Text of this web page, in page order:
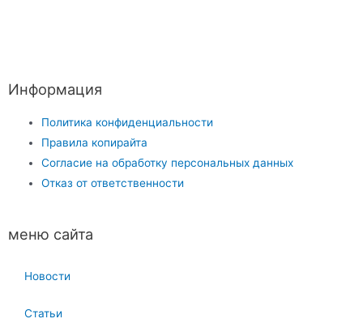
Информация
Политика конфиденциальности
Правила копирайта
Согласие на обработку персональных данных
Отказ от ответственности
меню сайта
Новости
Статьи